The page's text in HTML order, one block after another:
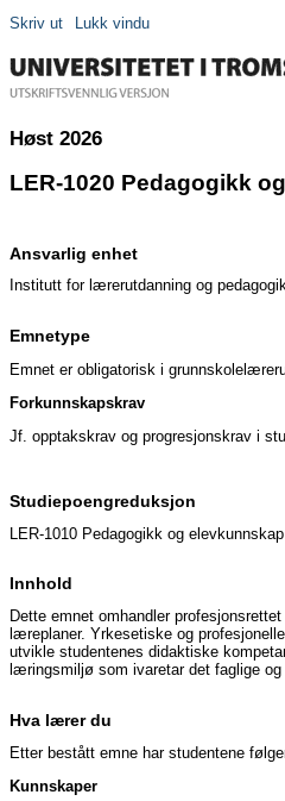
Skriv ut Lukk vindu
Høst 2026
LER-1020 Pedagogikk
Ansvarlig enhet
Institutt for lærerutdanning og
Emnetype
Emnet er obligatorisk i
Forkunnskapskrav
Jf. opptakskrav og progresjonskrav i
Studiepoengreduksjon
LER-1010 Pedagogikk og
Innhold
Dette emnet omhandler
læreplaner. Yrkesetiske og
utvikle studentenes didaktiske
læringsmiljø som ivaretar det faglige
Hva lærer du
Etter bestått emne har studentene
Kunnskaper